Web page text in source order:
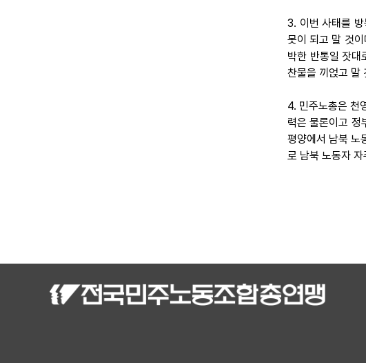
3. 이번 사태를
못이 되고 말 것
박한 반통일 잣대
찬물을 끼얹고 말
4. 민주노총은 천
력은 물론이고 정
평양에서 남북 노
로 남북 노동자